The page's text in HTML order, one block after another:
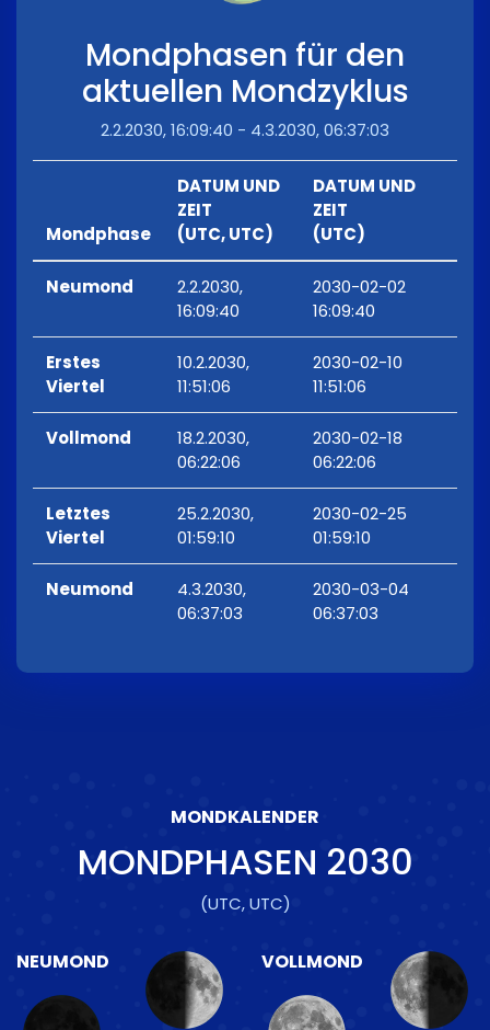
Mondphasen für den
aktuellen Mondzyklus
2.2.2030, 16:09:40 - 4.3.2030, 06:37:03
Mondphase
DATUM UND
ZEIT
(UTC, UTC)
DATUM UND
ZEIT
(UTC)
Neumond
2.2.2030,
16:09:40
2030-02-02
16:09:40
Erstes
Viertel
10.2.2030,
11:51:06
2030-02-10
11:51:06
Vollmond
18.2.2030,
06:22:06
2030-02-18
06:22:06
Letztes
Viertel
25.2.2030,
01:59:10
2030-02-25
01:59:10
Neumond
4.3.2030,
06:37:03
2030-03-04
06:37:03
MONDKALENDER
MONDPHASEN 2030
(UTC, UTC)
NEUMOND VOLLMOND